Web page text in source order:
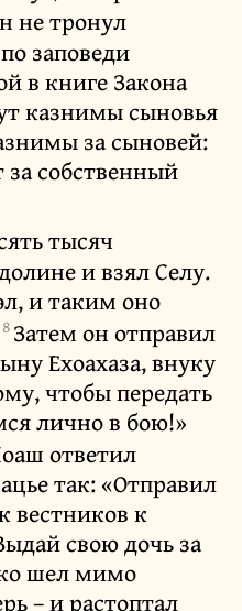
не тронул
заповеди
в книге Закона
казнимы сыновья
за сыновей:
за собственный
тысяч
и взял Селу.
и таким оно
8Затем он отправил
Ехоахаза, внуку
чтобы передать
лично в бою!»
ответил
так: «Отправил
вестников к
свою дочь за
шел мимо
– и растоптал